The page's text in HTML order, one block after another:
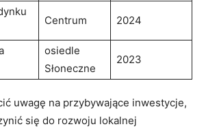
Centrum 2024
osiedle
Słoneczne
2023
uwagę na przybywające inwestycje,
się do rozwoju lokalnej